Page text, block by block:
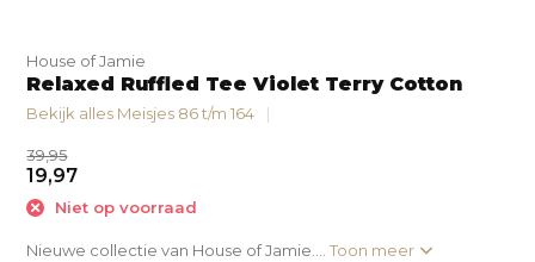
House of Jamie
Relaxed Ruffled Tee Violet Terry Cotton
Bekijk alles Meisjes 86 t/m 164
39,95
19,97
Niet op voorraad
Nieuwe collectie van House of Jamie....Toon meer